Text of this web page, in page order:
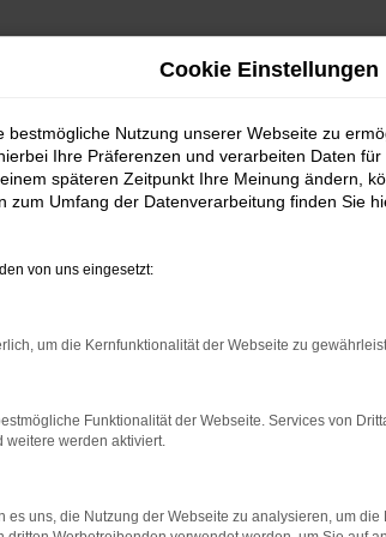
Network Error
ist ein Fehler aufgetreten.
paar Tipps, die dir helfen können:
deine Firewall und deine
Webseiten, zum Beispiel deine
Cookie Einstellungen
bestmögliche Nutzung unserer Webseite zu
Ihre Präferenzen und verarbeiten Daten
späteren Zeitpunkt Ihre Meinung ändern,
zum Umfang der Datenverarbeitung finden Sie
von uns eingesetzt:
um die Kernfunktionalität der Webseite zu
Funktionalität der Webseite. Services von
weitere werden aktiviert.
es uns, die Nutzung der Webseite zu analysieren, um